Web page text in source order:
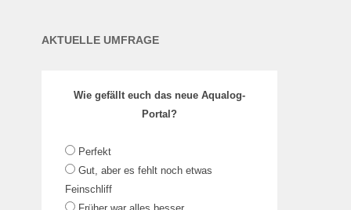
AKTUELLE UMFRAGE
Wie gefällt euch das neue Aqualog-
Portal?
Perfekt
Gut, aber es fehlt noch etwas
Feinschliff